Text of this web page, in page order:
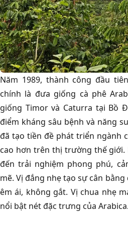
Năm 1989, thành công đầu
chính là đưa giống cà phê
giống Timor và Caturra tại Bồ
điểm kháng sâu bệnh và năng
đã tạo tiền đề phát triển ngành
cao hơn trên thị trường thế giới.
đến trải nghiệm phong phú,
mẽ. Vị đắng nhẹ tạo sự cân
êm ái, không gắt. Vị chua nhẹ
nổi bật nét đặc trưng của Arabica.